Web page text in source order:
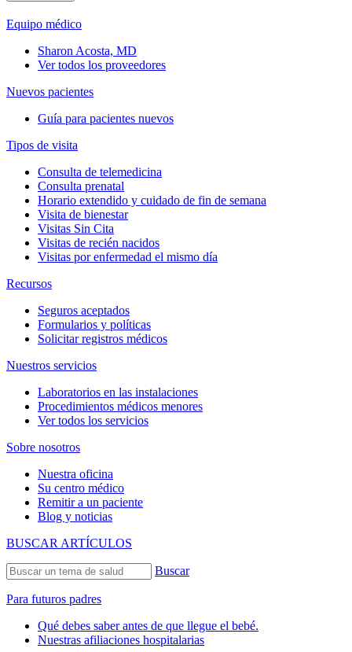
Equipo médico
Sharon Acosta, MD
Ver todos los proveedores
Nuevos pacientes
Guía para pacientes nuevos
Tipos de visita
Consulta de telemedicina
Consulta prenatal
Horario extendido y cuidado de fin de semana
Visita de bienestar
Visitas Sin Cita
Visitas de recién nacidos
Visitas por enfermedad el mismo día
Recursos
Seguros aceptados
Formularios y políticas
Solicitar registros médicos
Nuestros servicios
Laboratorios en las instalaciones
Procedimientos médicos menores
Ver todos los servicios
Sobre nosotros
Nuestra oficina
Su centro médico
Remitir a un paciente
Blog y noticias
BUSCAR ARTÍCULOS
Buscar
Para futuros padres
Qué debes saber antes de que llegue el bebé.
Nuestras afiliaciones hospitalarias